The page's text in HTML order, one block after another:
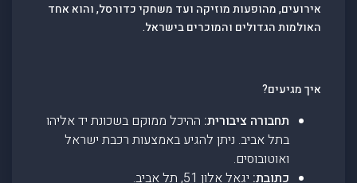
אירועים, מהופעות מוזיקה ועד משחקי כדורסל, והוא אחד
האולמות הגדולים והמוכרים בישראל.
איך מגיעים?
תחבורה ציבורית: ההיכל ממוקם בשכונת יד אליהו
בתל אביב. ניתן להגיע באמצעות רכבת ישראל
ואוטובוסים.
כתובת: יגאל אלון 51, תל אביב.